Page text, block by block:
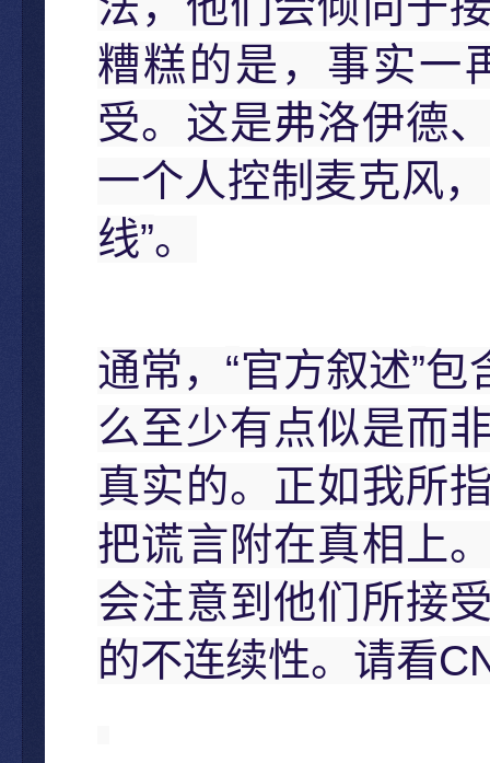
糟糕的是，事实一
受。这是弗洛伊德
一个人控制麦克风
线”。
通常， “官方叙述”包
么至少有点似是而
真实的。正如我所
把谎言附在真相上
会注意到他们所接
的不连续性。请看